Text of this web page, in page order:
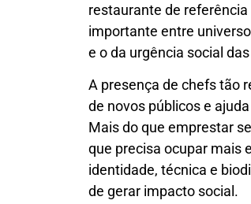
restaurante de
importante entre
e o da urgência social
A presença de chefs tão
de novos públicos e
Mais do que emprestar
que precisa ocupar mais
identidade, técnica e
de gerar impacto social.